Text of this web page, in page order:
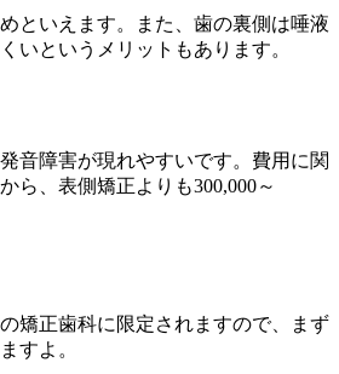
といえます。また、歯の裏側は唾液
いというメリットもあります。
音障害が現れやすいです。費用に関
ら、表側矯正よりも300,000～
矯正歯科に限定されますので、まず
すよ。